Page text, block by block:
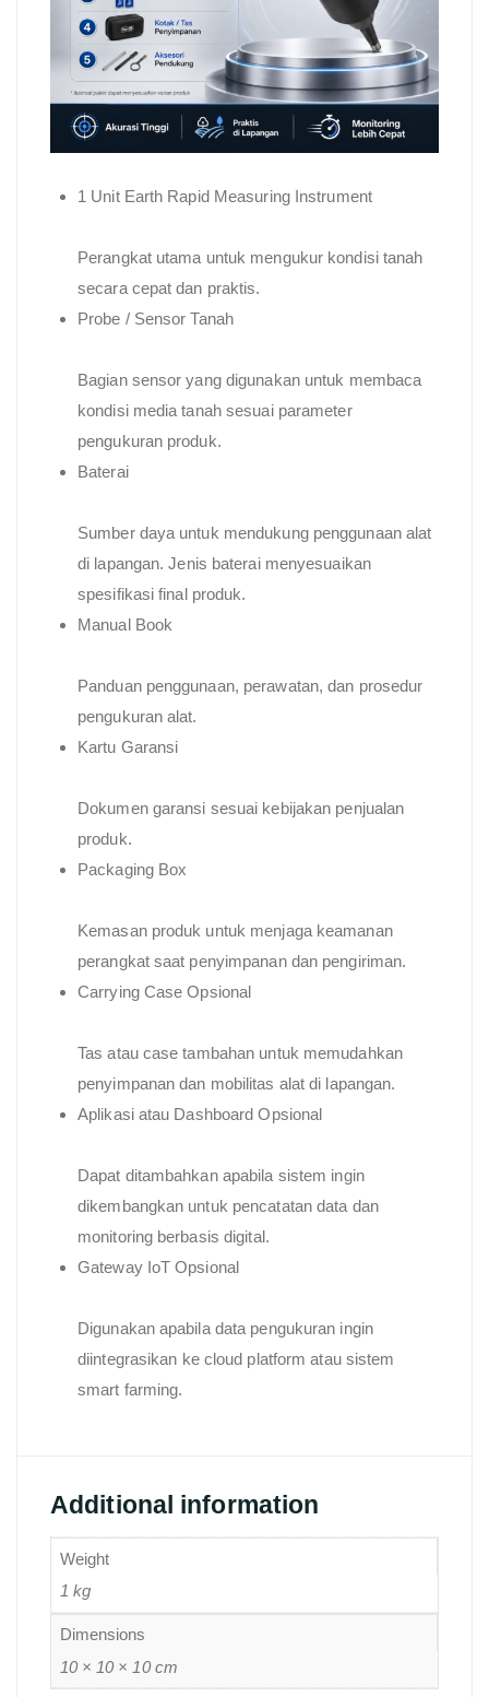
1 Unit Earth Rapid Measuring Instrument
Perangkat utama untuk mengukur kondisi tanah
secara cepat dan praktis.
Probe / Sensor Tanah
Bagian sensor yang digunakan untuk membaca
kondisi media tanah sesuai parameter
pengukuran produk.
Baterai
Sumber daya untuk mendukung penggunaan alat
di lapangan. Jenis baterai menyesuaikan
spesifikasi final produk.
Manual Book
Panduan penggunaan, perawatan, dan prosedur
pengukuran alat.
Kartu Garansi
Dokumen garansi sesuai kebijakan penjualan
produk.
Packaging Box
Kemasan produk untuk menjaga keamanan
perangkat saat penyimpanan dan pengiriman.
Carrying Case Opsional
Tas atau case tambahan untuk memudahkan
penyimpanan dan mobilitas alat di lapangan.
Aplikasi atau Dashboard Opsional
Dapat ditambahkan apabila sistem ingin
dikembangkan untuk pencatatan data dan
monitoring berbasis digital.
Gateway IoT Opsional
Digunakan apabila data pengukuran ingin
diintegrasikan ke cloud platform atau sistem
smart farming.
Additional information
Weight
1 kg
Dimensions
10 × 10 × 10 cm